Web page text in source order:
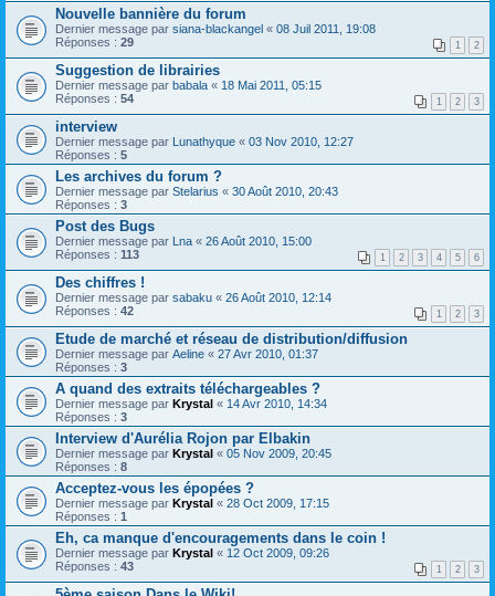
Nouvelle bannière du forum
Dernier message par siana-blackangel « 08 Juil 2011, 19:08
Réponses : 29 1 2
Suggestion de librairies
Dernier message par babala « 18 Mai 2011, 05:15
Réponses : 54 1 2 3
interview
Dernier message par Lunathyque « 03 Nov 2010, 12:27
Réponses : 5
Les archives du forum ?
Dernier message par Stelarius « 30 Août 2010, 20:43
Réponses : 3
Post des Bugs
Dernier message par Lna « 26 Août 2010, 15:00
Réponses : 113 1 2 3 4 5 6
Des chiffres !
Dernier message par sabaku « 26 Août 2010, 12:14
Réponses : 42 1 2 3
Etude de marché et réseau de distribution/diffusion
Dernier message par Aeline « 27 Avr 2010, 01:37
Réponses : 3
A quand des extraits téléchargeables ?
Dernier message par Krystal « 14 Avr 2010, 14:34
Réponses : 3
Interview d'Aurélia Rojon par Elbakin
Dernier message par Krystal « 05 Nov 2009, 20:45
Réponses : 8
Acceptez-vous les épopées ?
Dernier message par Krystal « 28 Oct 2009, 17:15
Réponses : 1
Eh, ca manque d'encouragements dans le coin !
Dernier message par Krystal « 12 Oct 2009, 09:26
Réponses : 43 1 2 3